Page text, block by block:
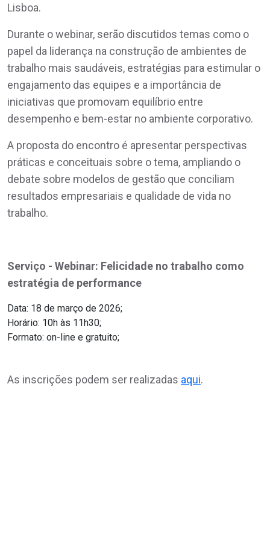
Lisboa.
Durante o webinar, serão discutidos temas como o
papel da liderança na construção de ambientes de
trabalho mais saudáveis, estratégias para estimular o
engajamento das equipes e a importância de
iniciativas que promovam equilíbrio entre
desempenho e bem-estar no ambiente corporativo.
A proposta do encontro é apresentar perspectivas
práticas e conceituais sobre o tema, ampliando o
debate sobre modelos de gestão que conciliam
resultados empresariais e qualidade de vida no
trabalho.
Serviço - Webinar: Felicidade no trabalho como
estratégia de performance
Data: 18 de março de 2026;
Horário: 10h às 11h30;
Formato: on-line e gratuito;
As inscrições podem ser realizadas aqui.